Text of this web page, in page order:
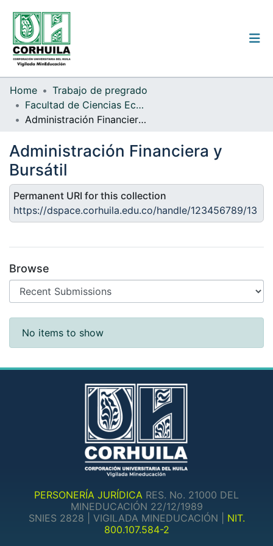
Institutional guidelines
Communities & Collections
Statistics
Log
In
Home
Trabajo de pregrado
Facultad de Ciencias Económicas y Administrativas
Administración Financiera y Bursátil
Administración Financiera y
Bursátil
Permanent URI for this collection
https://dspace.corhuila.edu.co/handle/123456789/13
Browse
Recent Submissions
No items to show
PERSONERÍA JURÍDICA RES. No. 21000 DEL
MINEDUCACIÓN 22/12/1989
SNIES 2828 | VIGILADA MINEDUCACIÓN | NIT.
800.107.584-2